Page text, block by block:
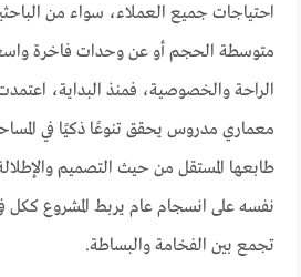
احتياجات جميع العملاء، سواء من
متوسطة الحجم أو عن وحدات فاخرة
الراحة والخصوصية، فمنذ البداية،
معماري مدروس يحقق تنوعًا ذكيًا في
طابعها المستقل من حيث التصميم
نفسه على انسجام عام يربط المشروع ككل
تجمع بين الفخامة والبساطة.